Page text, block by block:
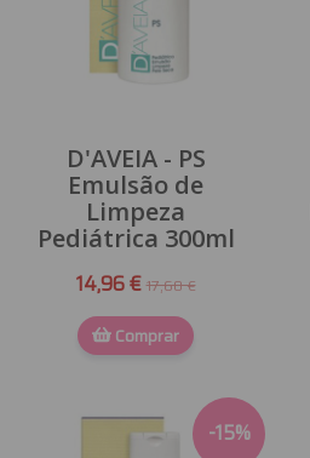
D'AVEIA - PS
Emulsão de
Limpeza
Pediátrica 300ml
14,96 €17,60 €
Comprar
-15%